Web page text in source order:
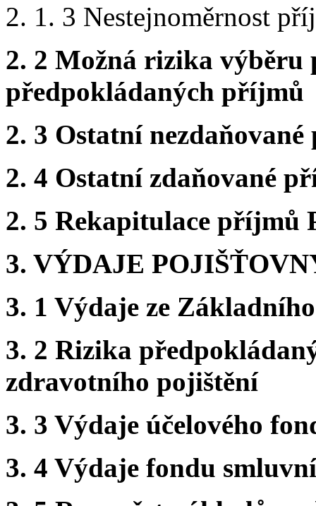
2. 1. 3 Nestejnoměrnost
2. 2 Možná rizika výběru
předpokládaných příjmů
2. 3 Ostatní
2. 4 Ostatní zdaňované
2. 5 Rekapitulace příjmů
3. VÝDAJE
3. 1 Výdaje ze
3. 2 Rizika
zdravotního pojištění
3. 3 Výdaje účelového
3. 4 Výdaje fondu